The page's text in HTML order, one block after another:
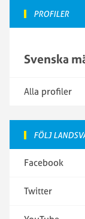
PROFILER
Svenska
Alla profiler
FÖLJ
Facebook
Twitter